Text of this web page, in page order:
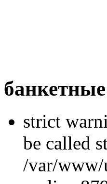
strict
be called
/var/www/